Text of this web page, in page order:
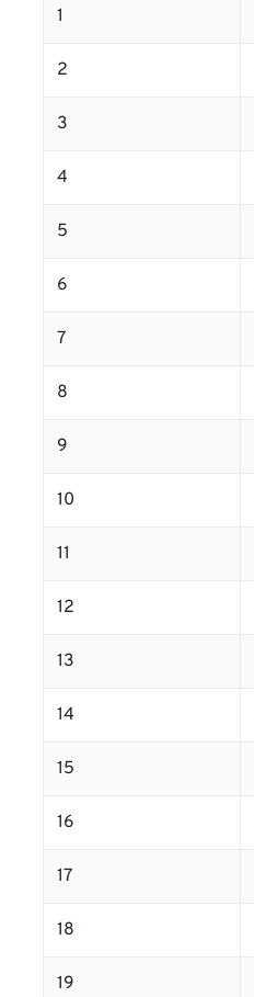
1
2
3
4
5
6
7
8
9
10
11
12
13
14
15
16
17
18
19